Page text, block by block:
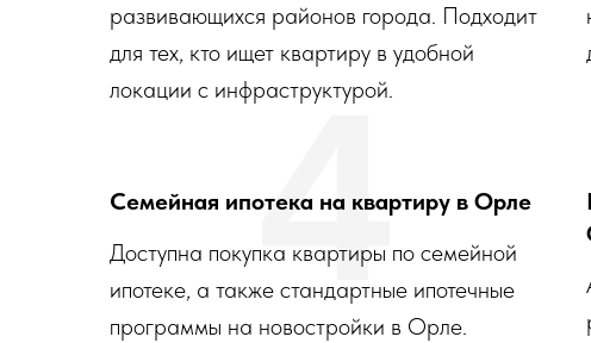
развивающихся районов города. Подходит
для тех, кто ищет квартиру в удобной
локации с инфраструктурой.
Семейная ипотека на квартиру в Орле
Доступна покупка квартиры по семейной
ипотеке, а также стандартные ипотечные
программы на новостройки в Орле.
4